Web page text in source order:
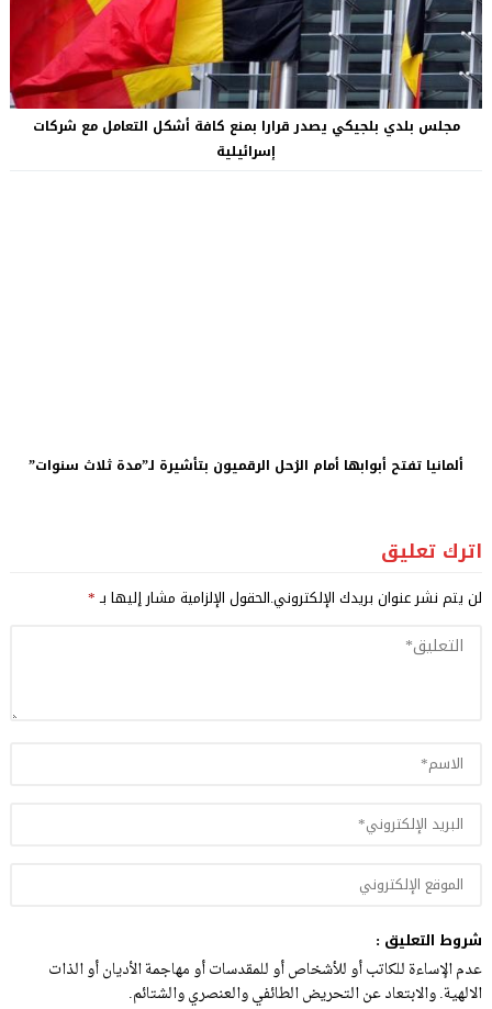
مجلس بلدي بلجيكي يصدر قرارا بمنع كافة أشكل التعامل مع شركات
إسرائيلية
ألمانيا تفتح أبوابها أمام الرُحل الرقميون بتأشيرة لـ”مدة ثلاث سنوات”
اترك تعليق
لن يتم نشر عنوان بريدك الإلكتروني.الحقول الإلزامية مشار إليها بـ*
شروط التعليق :
عدم الإساءة للكاتب أو للأشخاص أو للمقدسات أو مهاجمة الأديان أو الذات
الالهية. والابتعاد عن التحريض الطائفي والعنصري والشتائم.